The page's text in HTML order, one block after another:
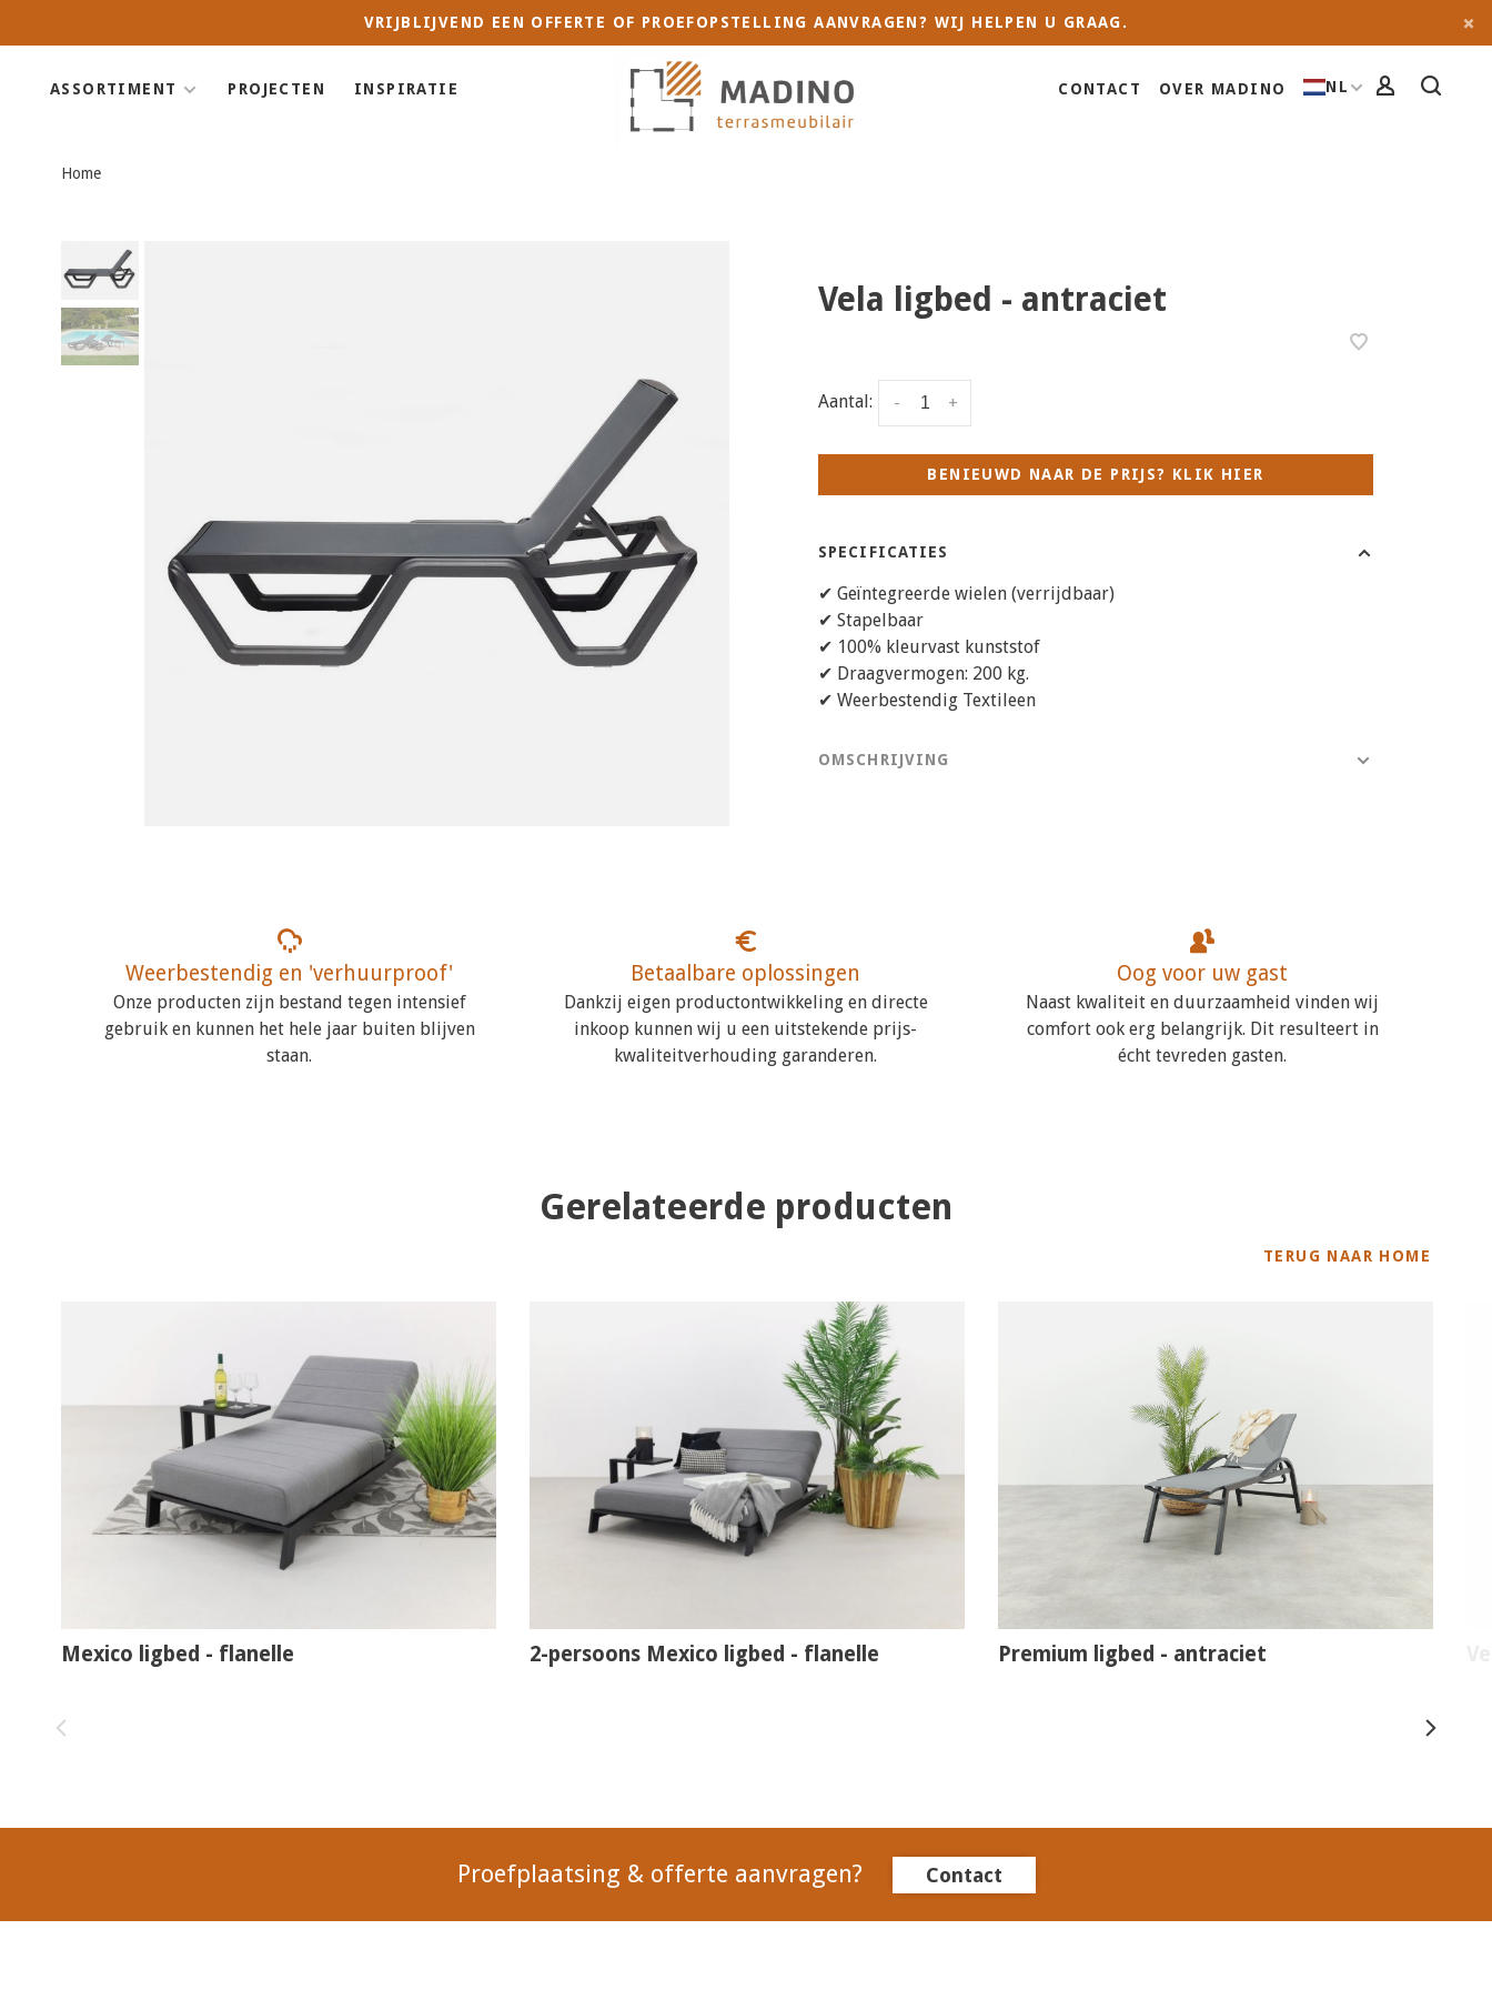
VRIJBLIJVEND EEN OFFERTE OF PROEFOPSTELLING AANVRAGEN? WIJ HELPEN U GRAAG.
ASSORTIMENT PROJECTEN INSPIRATIE CONTACT OVER MADINO NL
Home
Vela ligbed - antraciet
Aantal: +
-
BENIEUWD NAAR DE PRIJS? KLIK HIER
SPECIFICATIES
✔ Geïntegreerde wielen (verrijdbaar)
✔ Stapelbaar
✔ 100% kleurvast kunststof
✔ Draagvermogen: 200 kg.
✔ Weerbestendig Textileen
OMSCHRIJVING
Weerbestendig en 'verhuurproof'
Onze producten zijn bestand tegen intensief
gebruik en kunnen het hele jaar buiten blijven
staan.
Betaalbare oplossingen
Dankzij eigen productontwikkeling en directe
inkoop kunnen wij u een uitstekende prijs-
kwaliteitverhouding garanderen.
Oog voor uw gast
Naast kwaliteit en duurzaamheid vinden wij
comfort ook erg belangrijk. Dit resulteert in
écht tevreden gasten.
Gerelateerde producten
TERUG NAAR HOME
Mexico ligbed - flanelle 2-persoons Mexico ligbed - flanelle Premium ligbed - antraciet
Proefplaatsing & offerte aanvragen? Contact